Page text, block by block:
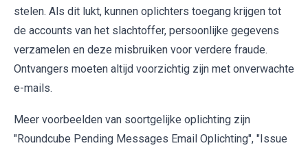
stelen. Als dit lukt, kunnen oplichters toegang krijgen tot
de accounts van het slachtoffer, persoonlijke gegevens
verzamelen en deze misbruiken voor verdere fraude.
Ontvangers moeten altijd voorzichtig zijn met onverwachte
e-mails.
Meer voorbeelden van soortgelijke oplichting zijn
"Roundcube Pending Messages Email Oplichting", "Issue